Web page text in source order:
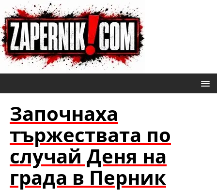
Започнаха
тържествата по
случай Деня на
града в Перник